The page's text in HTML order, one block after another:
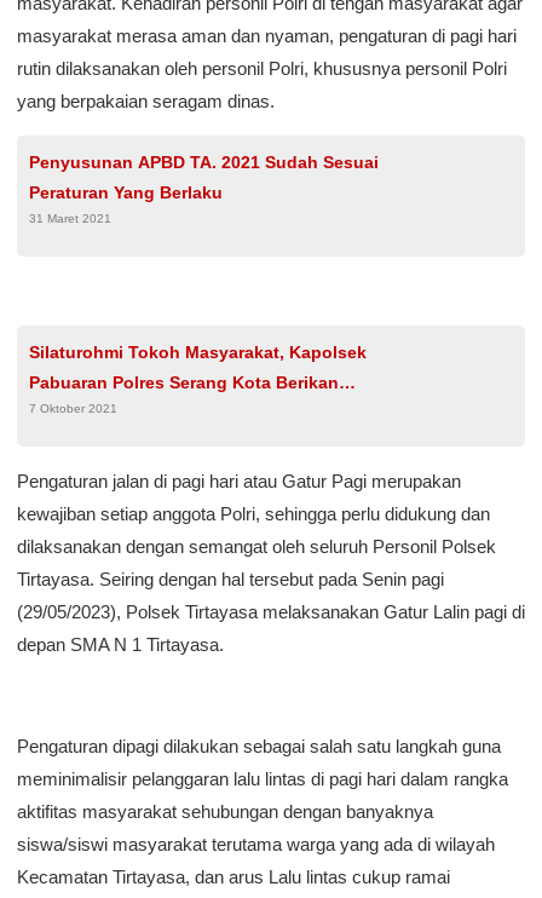
masyarakat merasa aman dan nyaman, pengaturan di pagi hari
rutin dilaksanakan oleh personil Polri, khususnya personil Polri
yang berpakaian seragam dinas.
Penyusunan APBD TA. 2021 Sudah Sesuai
Peraturan Yang Berlaku
31 Maret 2021
Silaturohmi Tokoh Masyarakat, Kapolsek
Pabuaran Polres Serang Kota Berikan
Himbauan Kamtibmas
7 Oktober 2021
Pengaturan jalan di pagi hari atau Gatur Pagi merupakan
kewajiban setiap anggota Polri, sehingga perlu didukung dan
dilaksanakan dengan semangat oleh seluruh Personil Polsek
Tirtayasa. Seiring dengan hal tersebut pada Senin pagi
(29/05/2023), Polsek Tirtayasa melaksanakan Gatur Lalin pagi di
depan SMA N 1 Tirtayasa.
Pengaturan dipagi dilakukan sebagai salah satu langkah guna
meminimalisir pelanggaran lalu lintas di pagi hari dalam rangka
aktifitas masyarakat sehubungan dengan banyaknya
siswa/siswi masyarakat terutama warga yang ada di wilayah
Kecamatan Tirtayasa, dan arus Lalu lintas cukup ramai